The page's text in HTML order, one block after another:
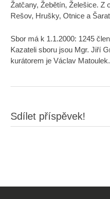
Žatčany, Žebětín, Želešice. Z
Rešov, Hrušky, Otnice a
Sbor má k 1.1.2000: 1245
Kazateli sboru jsou Mgr. Jiří
kurátorem je Václav Matoulek.
Sdílet příspěvek!